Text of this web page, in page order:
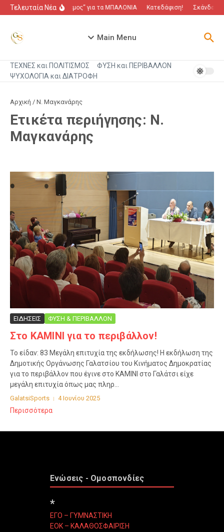
Μετάβαση στο περιεχόμενο
Τελευταία Νέα“Πόλεμος” για τα ΜΠΑΛΟΝΙΑ Κατεδάφιση! Σκάνδαλο
Main Menu
ΤΕΧΝΕΣ και ΠΟΛΙΤΙΣΜΟΣ
ΦΥΣΗ και ΠΕΡΙΒΑΛΛΟΝ
ΨΥΧΟΛΟΓΙΑ και ΔΙΑΤΡΟΦΗ
Αρχική / Ν. Μαγκανάρης
Ετικέτα περιήγησης: Ν.
Μαγκανάρης
ΕΙΔΗΣΕΙΣ ΦΥΣΗ & ΠΕΡΙΒΑΛΛΟΝ
Στο ΚΑΜΙΝΙ για το περιβάλλον!
Το είδαν: 83 Μεγάλη επιτυχία της εκδήλωσης! Η εκδήλωση της
Δημοτικής Οργάνωσης Γαλατσίου του Κινήματος Δημοκρατίας
για το περιβάλλον που έγινε στο ΚΑΜΙΝΙ στο Γαλάτσι είχε
μεγάλη επιτυχία όπως μας πληρ...
GalatsiSports 4 Ιουνίου 2025
Περισσότερα
Ενώσεις - Ομοσπονδίες
*
ΕΓΟ – ΓΥΜΝΑΣΤΙΚΗ
ΕΟΚ – ΚΑΛΑΘΟΣΦΑΙΡΙΣΗ